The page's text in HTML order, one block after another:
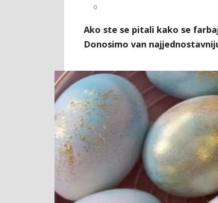
AUTOR
0
Ako ste se pitali kako se
Donosimo van